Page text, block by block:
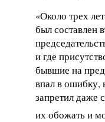
«Около трех
был составлен
и где
бывшие на
впал в ошибку,
запретил даже
их обожать и